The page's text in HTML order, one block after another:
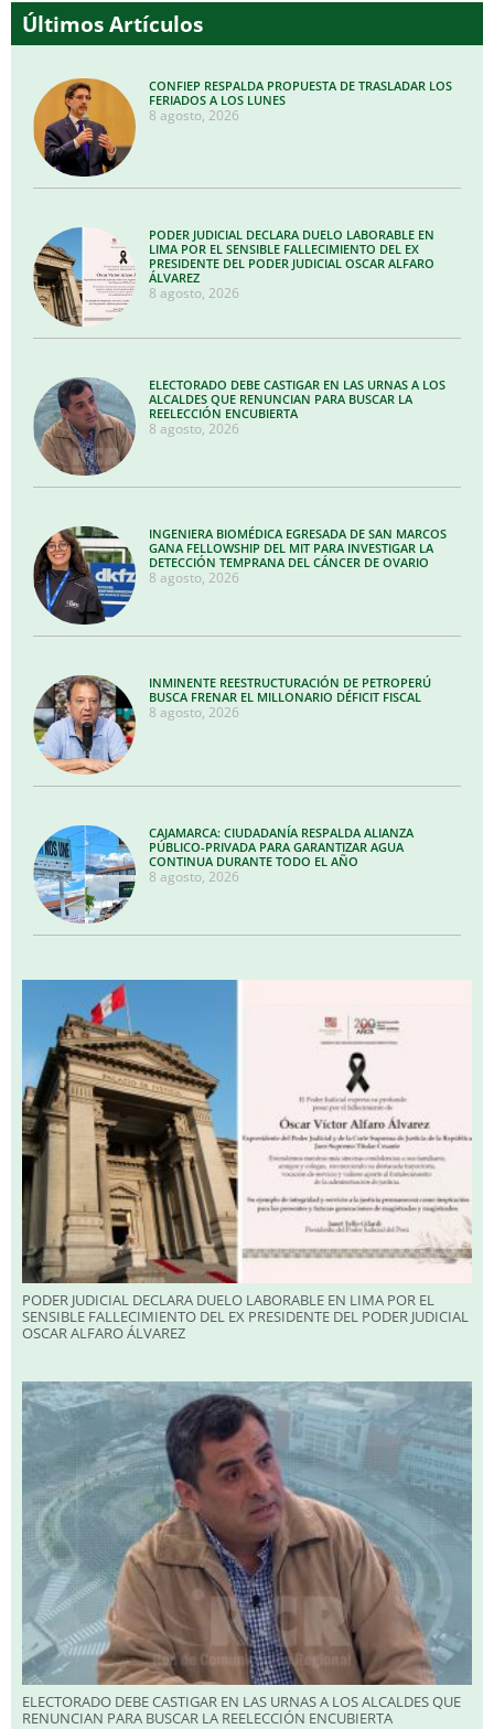
Últimos Artículos
CONFIEP RESPALDA PROPUESTA DE TRASLADAR LOS
FERIADOS A LOS LUNES
8 agosto, 2026
PODER JUDICIAL DECLARA DUELO LABORABLE EN
LIMA POR EL SENSIBLE FALLECIMIENTO DEL EX
PRESIDENTE DEL PODER JUDICIAL OSCAR ALFARO
ÁLVAREZ
8 agosto, 2026
ELECTORADO DEBE CASTIGAR EN LAS URNAS A LOS
ALCALDES QUE RENUNCIAN PARA BUSCAR LA
REELECCIÓN ENCUBIERTA
8 agosto, 2026
INGENIERA BIOMÉDICA EGRESADA DE SAN MARCOS
GANA FELLOWSHIP DEL MIT PARA INVESTIGAR LA
DETECCIÓN TEMPRANA DEL CÁNCER DE OVARIO
8 agosto, 2026
INMINENTE REESTRUCTURACIÓN DE PETROPERÚ
BUSCA FRENAR EL MILLONARIO DÉFICIT FISCAL
8 agosto, 2026
CAJAMARCA: CIUDADANÍA RESPALDA ALIANZA
PÚBLICO-PRIVADA PARA GARANTIZAR AGUA
CONTINUA DURANTE TODO EL AÑO
8 agosto, 2026
PODER JUDICIAL DECLARA DUELO LABORABLE EN LIMA POR EL
SENSIBLE FALLECIMIENTO DEL EX PRESIDENTE DEL PODER JUDICIAL
OSCAR ALFARO ÁLVAREZ
ELECTORADO DEBE CASTIGAR EN LAS URNAS A LOS ALCALDES QUE
RENUNCIAN PARA BUSCAR LA REELECCIÓN ENCUBIERTA